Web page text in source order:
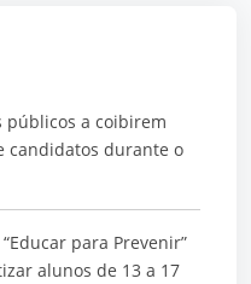
públicos a coibirem
candidatos durante o
para Prevenir”
alunos de 13 a 17